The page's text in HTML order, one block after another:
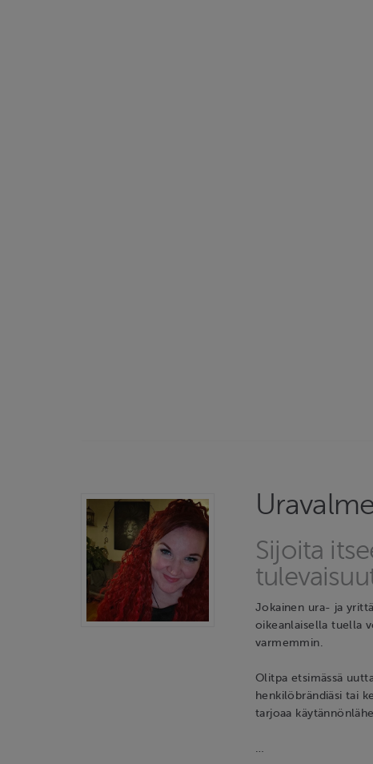
Sijoita
Jokainen ura- ja
oikeanlaisella tuella
varmemmin.
Olitpa etsimässä
henkilöbrändiäsi tai
tarjoaa
…